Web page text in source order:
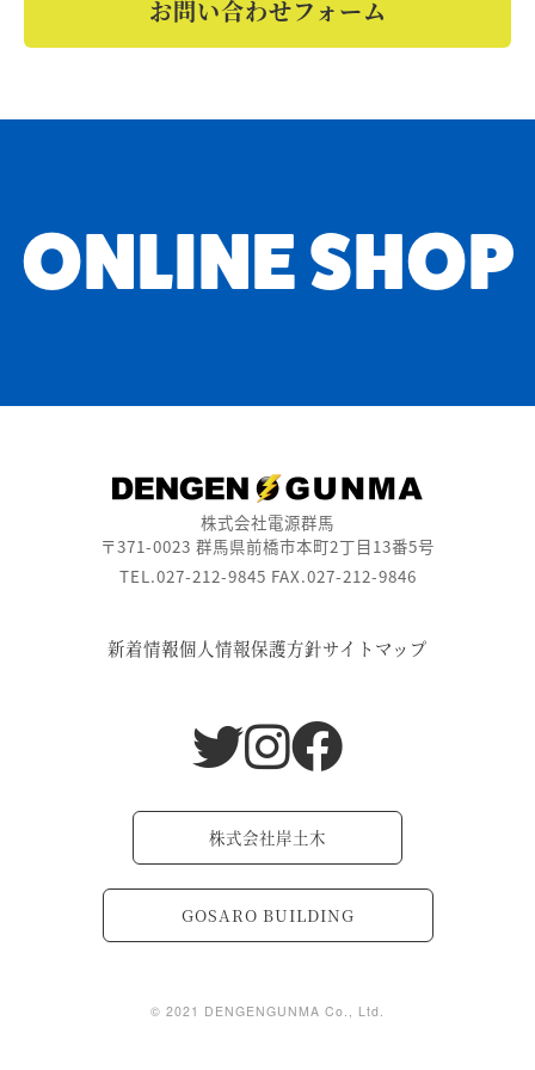
お問い合わせフォーム
ONLINE SHOP
株式会社電源群馬
〒371-0023 群馬県前橋市本町2丁目13番5号
TEL.027-212-9845 FAX.027-212-9846
新着情報個人情報保護方針サイトマップ
株式会社岸土木
GOSARO BUILDING
© 2021 DENGENGUNMA Co., Ltd.